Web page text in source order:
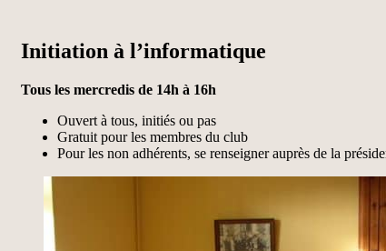
Initiation à l’informatique
Tous les mercredis de 14h à 16h
Ouvert à tous, initiés ou pas
Gratuit pour les membres du club
Pour les non adhérents, se renseigner auprès de la